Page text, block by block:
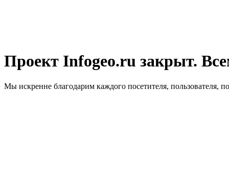
Проект Infogeo.ru закрыт.
Мы искренне благодарим каждого посетителя, пользователя,